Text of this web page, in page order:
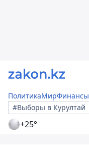
ПолитикаМирФинансы
#Выборы в Курултай
+25°